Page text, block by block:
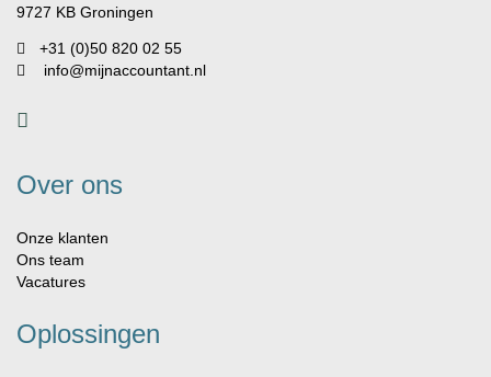
9727 KB Groningen
+31 (0)50 820 02 55
info@mijnaccountant.nl
Over ons
Onze klanten
Ons team
Vacatures
Oplossingen